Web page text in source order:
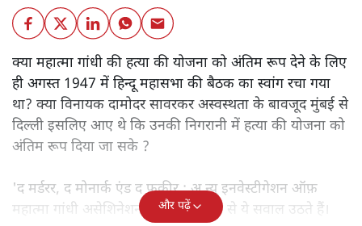
क्या महात्मा गांधी की हत्या की योजना को अंतिम रूप देने के लिए
ही अगस्त 1947 में हिन्दू महासभा की बैठक का स्वांग रचा गया
था? क्या विनायक दामोदर सावरकर अस्वस्थता के बावजूद मुंबई से
दिल्ली इसलिए आए थे कि उनकी निगरानी में हत्या की योजना को
अंतिम रूप दिया जा सके ?
'द मर्डरर, द मोनार्क एंड द फ़कीर : अ न्यू इनवेस्टीगेशन ऑफ़
महात्मा गांधी असेशिनेशन' नामक किताब से ये सवाल उठते हैं।
और पढ़ें